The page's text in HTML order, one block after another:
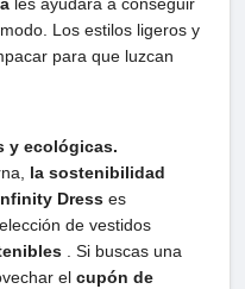
les ayudará a conseguir
Los estilos ligeros y
para que luzcan
y ecológicas.
la sostenibilidad
Dress es
de vestidos
. Si buscas una
el cupón de